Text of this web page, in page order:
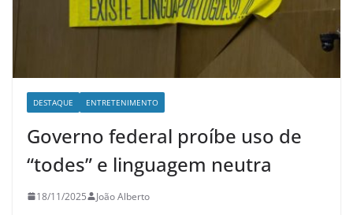
DESTAQUE ENTRETENIMENTO
Governo federal proíbe uso de
“todes” e linguagem neutra
18/11/2025 João Alberto